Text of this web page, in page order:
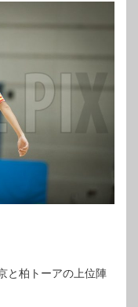
と柏トーアの上位陣